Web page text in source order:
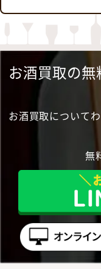
お酒買取の
お酒買取について
無